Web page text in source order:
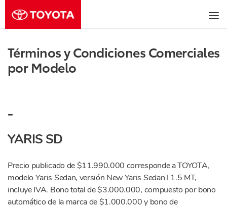
Términos y Condiciones Comerciales
por Modelo
-
YARIS SD
Precio publicado de $11.990.000 corresponde a TOYOTA,
modelo Yaris Sedan, versión New Yaris Sedan I 1.5 MT,
incluye IVA. Bono total de $3.000.000, compuesto por bono
automático de la marca de $1.000.000 y bono de